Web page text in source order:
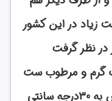
زیاد در این کشور
در نظر گرفت
گرم و مرطوب ست
و عموما طی سال میانگین دمای هوایش به 30درجه سانتی